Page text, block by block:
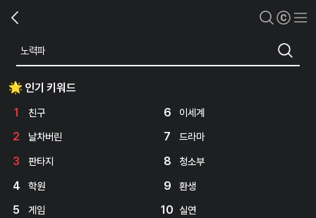
인기 키워드
1
친구
2 날차버린
3 판타지
4 학원
5 게임
6 이세계
7 드라마
8 청소부
9 환생
10 실연